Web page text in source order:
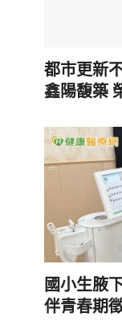
都市更新
鑫陽馥築
國小生腋
伴青春期